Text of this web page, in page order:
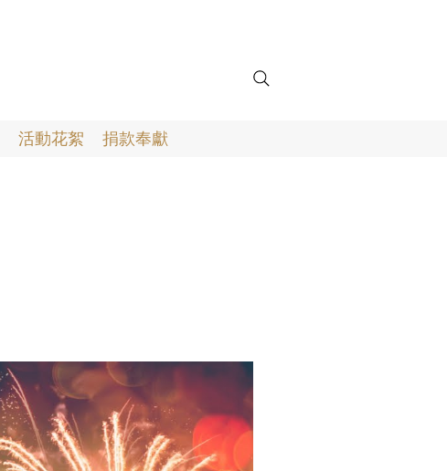
活動花絮 捐款奉獻